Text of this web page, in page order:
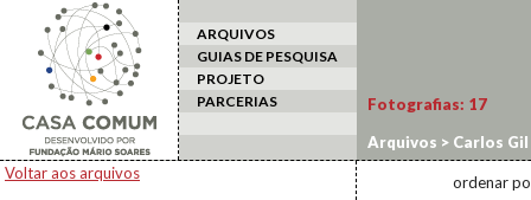
ARQUIVOS
GUIAS DE PESQUISA
PROJETO
PARCERIAS
Voltar aos arquivos
Fotografias: 17
Arquivos > Carlos Gil
ordenar